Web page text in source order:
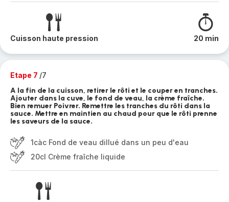
Cuisson haute pression 20 min
Etape 7 /7
A la fin de la cuisson, retirer le rôti et le couper en tranches.
Ajouter dans la cuve, le fond de veau, la crème fraîche.
Bien remuer Poivrer. Remettre les tranches du rôti dans la
sauce. Mettre en maintien au chaud pour que le rôti prenne
les saveurs de la sauce.
1càc Fond de veau dillué dans un peu d'eau
20cl Crème fraîche liquide